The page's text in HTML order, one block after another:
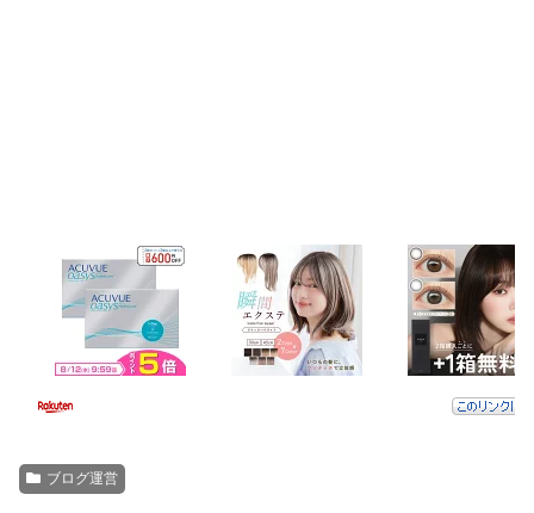
ブログ運営